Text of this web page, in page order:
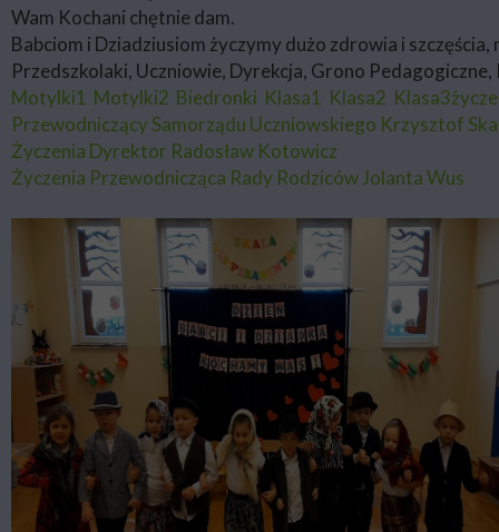
Wam Kochani chętnie dam.
Babciom i Dziadziusiom życzymy dużo zdrowia i szczęścia,
Przedszkolaki, Uczniowie, Dyrekcja, Grono
Motylki1 Motylki2 Biedronki Klasa1 Klasa2
Przewodniczący Samorządu Uczniowskiego Krzysztof
Życzenia Dyrektor Radosław Kotowicz
Życzenia Przewodnicząca Rady Rodziców Jolanta Wus